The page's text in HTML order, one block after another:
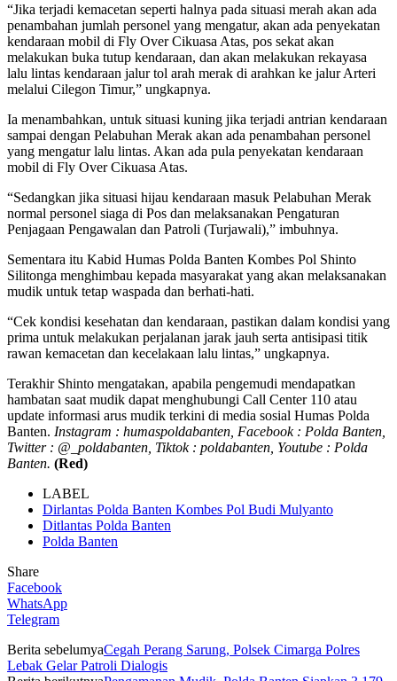
“Jika terjadi kemacetan seperti halnya pada situasi merah akan ada
penambahan jumlah personel yang mengatur, akan ada penyekatan
kendaraan mobil di Fly Over Cikuasa Atas, pos sekat akan
melakukan buka tutup kendaraan, dan akan melakukan rekayasa
lalu lintas kendaraan jalur tol arah merak di arahkan ke jalur Arteri
melalui Cilegon Timur,” ungkapnya.
Ia menambahkan, untuk situasi kuning jika terjadi antrian kendaraan
sampai dengan Pelabuhan Merak akan ada penambahan personel
yang mengatur lalu lintas. Akan ada pula penyekatan kendaraan
mobil di Fly Over Cikuasa Atas.
“Sedangkan jika situasi hijau kendaraan masuk Pelabuhan Merak
normal personel siaga di Pos dan melaksanakan Pengaturan
Penjagaan Pengawalan dan Patroli (Turjawali),” imbuhnya.
Sementara itu Kabid Humas Polda Banten Kombes Pol Shinto
Silitonga menghimbau kepada masyarakat yang akan melaksanakan
mudik untuk tetap waspada dan berhati-hati.
“Cek kondisi kesehatan dan kendaraan, pastikan dalam kondisi yang
prima untuk melakukan perjalanan jarak jauh serta antisipasi titik
rawan kemacetan dan kecelakaan lalu lintas,” ungkapnya.
Terakhir Shinto mengatakan, apabila pengemudi mendapatkan
hambatan saat mudik dapat menghubungi Call Center 110 atau
update informasi arus mudik terkini di media sosial Humas Polda
Banten. Instagram : humaspoldabanten, Facebook : Polda Banten,
Twitter : @_poldabanten, Tiktok : poldabanten, Youtube : Polda
Banten. (Red)
LABEL
Dirlantas Polda Banten Kombes Pol Budi Mulyanto
Ditlantas Polda Banten
Polda Banten
Share
Facebook
WhatsApp
Telegram
Berita sebelumyaCegah Perang Sarung, Polsek Cimarga Polres
Lebak Gelar Patroli Dialogis